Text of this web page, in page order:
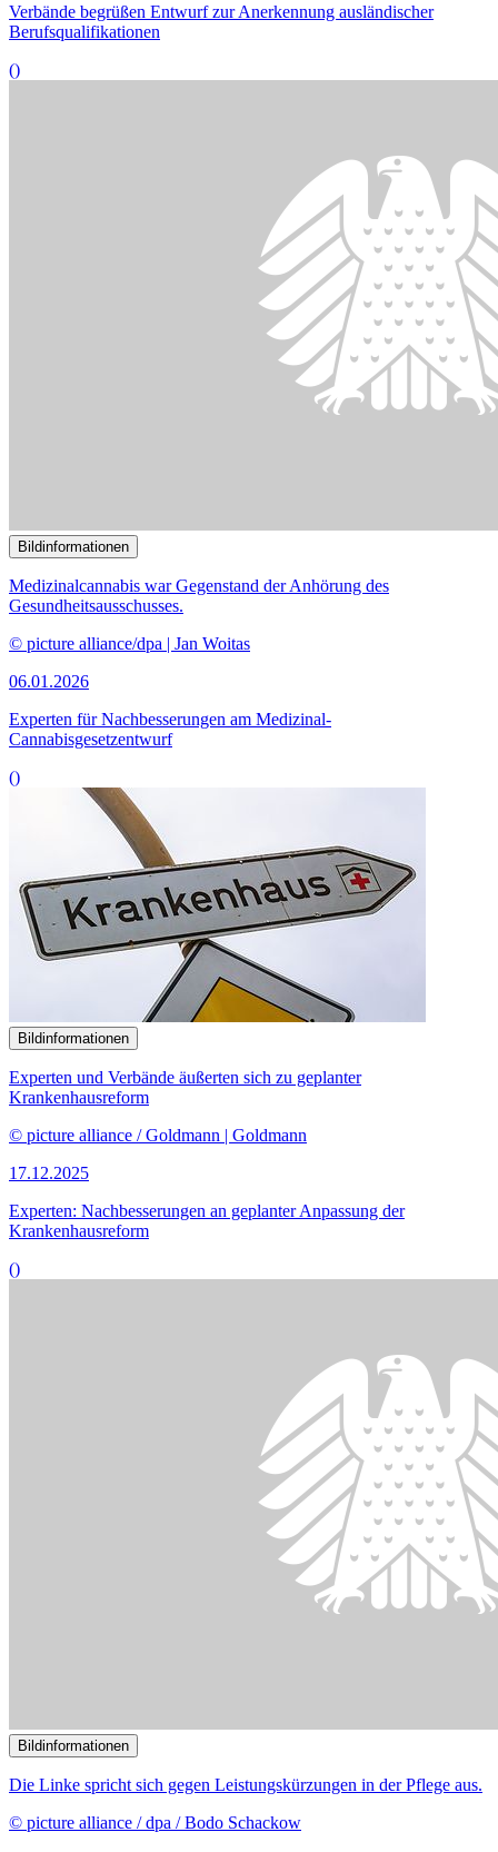
Verbände begrüßen Entwurf zur Anerkennung ausländischer
Berufsqualifikationen
()
Medizinalcannabis war Gegenstand der Anhörung des
()
Bildinformationen
Experten und Verbände äußerten sich zu geplanter
Krankenhausreform
© picture alliance / Goldmann | Goldmann
17.12.2025
Experten: Nachbesserungen an geplanter Anpassung der
Krankenhausreform
()
Die Linke spricht sich gegen Leistungskürzungen in der Pflege aus.
© picture alliance / dpa / Bodo Schackow
Unterschiedliche Konzepte zur Reform der Pflegeversicherung
Medizinischen Versorgungszentren befasst.